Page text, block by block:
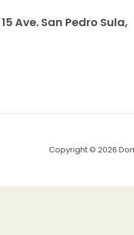
Ave. San Pedro Sula,
Copyright © 2026